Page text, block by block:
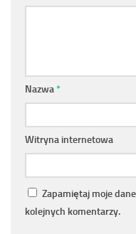
Nazwa*
Witryna internetowa
Zapamiętaj moje
kolejnych komentarzy.